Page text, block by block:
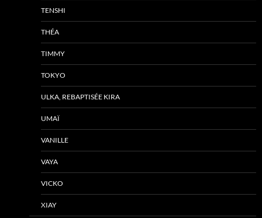
TENSHI
THÉA
TIMMY
TOKYO
ULKA, REBAPTISÉE KIRA
UMAÏ
VANILLE
VAYA
VICKO
XIAY